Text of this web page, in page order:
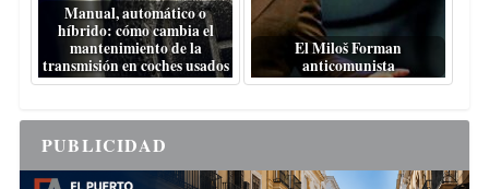
Manual, automático o
híbrido: cómo cambia el
mantenimiento de la
transmisión en coches usados
El Miloš Forman
anticomunista
PUBLICIDAD